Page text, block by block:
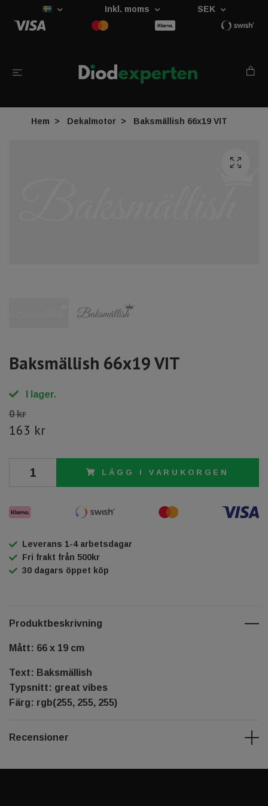
Inkl. moms SEK
Hem Dekalmotor Baksmällish 66x19 VIT
Baksmällish 66x19 VIT
I lager.
0 kr
163 kr
LÄGG I VARUKORGEN
Leverans 1-4 arbetsdagar
Fri frakt från 500kr
30 dagars öppet köp
Produktbeskrivning
Mått: 66 x 19 cm
Text: Baksmällish
Typsnitt: great vibes
Färg: rgb(255, 255, 255)
Recensioner